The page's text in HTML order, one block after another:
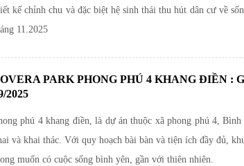
kế chỉnh chu và đặc biệt hệ sinh thái thu hút dân cư về
11.2025
PARK PHONG PHÚ 4 KHANG ĐIỀN :
2025
phú 4 khang điền, là dự án thuộc xã phong phú 4,
và khai thác. Với quy hoạch bài bàn và tiện ích đầy đủ,
muốn có cuộc sống bình yên, gần với thiên nhiên.